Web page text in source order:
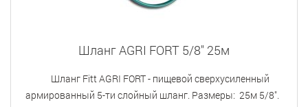
Шланг AGRI FORT 5/8" 25м
Шланг Fitt AGRI FORT - пищевой сверхусиленный
армированный 5-ти слойный шланг. Размеры: 25м 5/8".